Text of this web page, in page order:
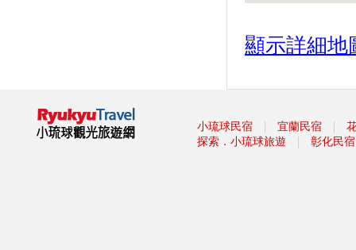
顯示詳細地
小琉球民宿 ｜ 宜蘭民宿 ｜
探索．小琉球旅遊
｜ 彰化民宿